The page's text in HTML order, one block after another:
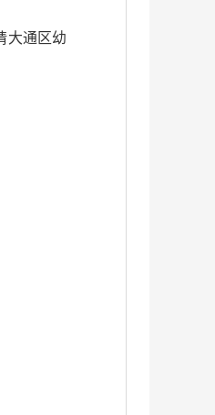
大通区幼